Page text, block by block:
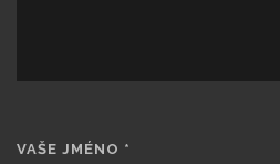
VAŠE JMÉNO *